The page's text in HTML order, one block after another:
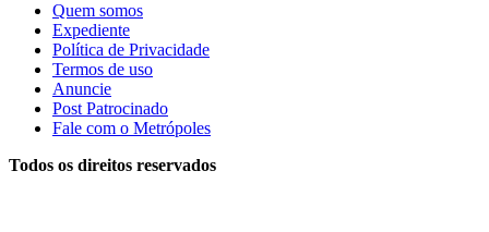
Quem somos
Expediente
Política de Privacidade
Termos de uso
Anuncie
Post Patrocinado
Fale com o Metrópoles
Todos os direitos reservados